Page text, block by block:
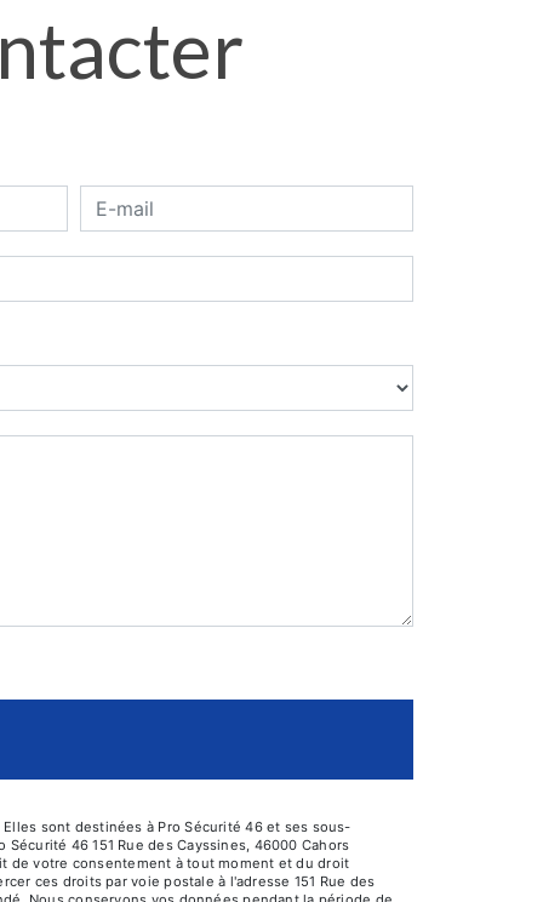
sont destinées à Pro Sécurité 46 et ses sous-
46 151 Rue des Cayssines, 46000 Cahors
de votre consentement à tout moment et du droit
ces droits par voie postale à l'adresse 151 Rue des